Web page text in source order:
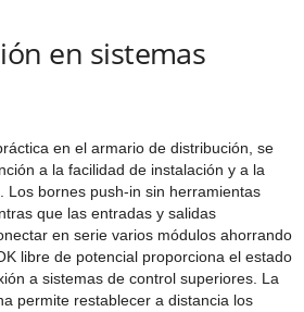
en sistemas
en el armario de distribución, se
a la facilidad de instalación y a la
Los bornes push-in sin herramientas
que las entradas y salidas
en serie varios módulos ahorrando
libre de potencial proporciona el estado
a sistemas de control superiores. La
permite restablecer a distancia los